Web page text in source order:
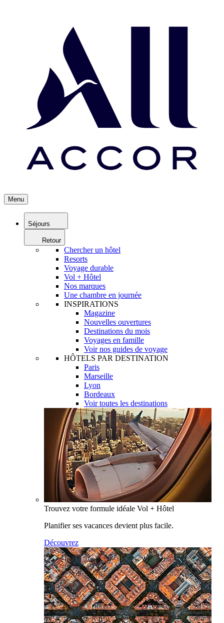
Menu
Séjours
Retour
Chercher un hôtel
Resorts
Voyage durable
Vol + Hôtel
Nos marques
Une chambre en journée
INSPIRATIONS
Magazine
Nouvelles ouvertures
Destinations du mois
Voyages en famille
Voir nos guides de voyage
HÔTELS PAR DESTINATION
Paris
Marseille
Lyon
Bordeaux
Voir toutes les destinations
Trouvez votre formule idéale Vol + Hôtel
Planifier ses vacances devient plus facile.
Découvrez